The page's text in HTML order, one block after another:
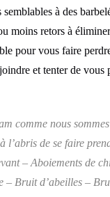
à des
moins retors à
pour vous faire
et tenter de vous
comme nous
de se faire
– Aboiements de
Bruit d’abeilles –